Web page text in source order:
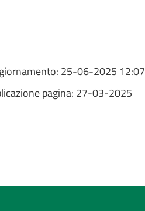
25-06-2025 12:07
pagina: 27-03-2025